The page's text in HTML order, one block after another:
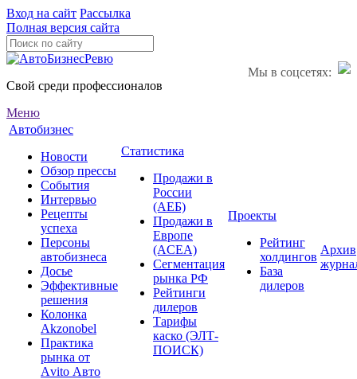
Вход на сайт Рассылка
Полная версия сайта
Мы в соцсетях:
Свой среди профессионалов
Меню
Автобизнес
Новости
Обзор прессы
События
Интервью
Рецепты
успеха
Персоны
автобизнеса
Досье
Эффективные
решения
Колонка
Akzonobel
Практика
рынка от
Аvito Авто
Статистика
Продажи в
России
(АЕБ)
Продажи в
Европе
(ACEA)
Сегментация
рынка РФ
Рейтинги
дилеров
Тарифы
каско (ЭЛТ-
ПОИСК)
Проекты
Рейтинг
холдингов
База
дилеров
Архив